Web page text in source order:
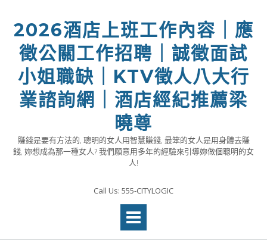
content2026酒店上班工作內容｜應
徵公關工作招聘｜誠徵面試
小姐職缺｜KTV徵人八大行
業諮詢網｜酒店經紀推薦梁
曉尊
賺錢是要有方法的, 聰明的女人用智慧賺錢, 最笨的女人是用身體去賺
錢, 妳想成為那一種女人? 我們願意用多年的經驗來引導妳做個聰明的女
人!
Call Us: 555-CITYLOGIC